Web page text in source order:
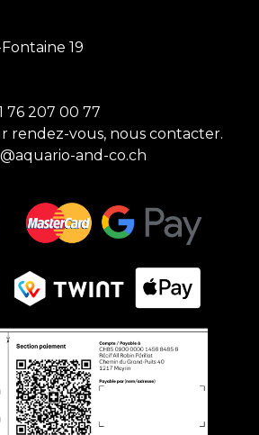
19
76 207 00 77
rendez-vous, nous contacter.
and-co.ch